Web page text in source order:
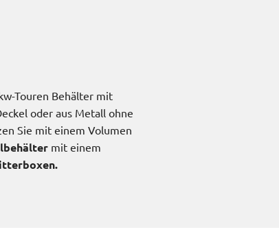
Touren Behälter mit
oder aus Metall ohne
Sie mit einem Volumen
mit einem